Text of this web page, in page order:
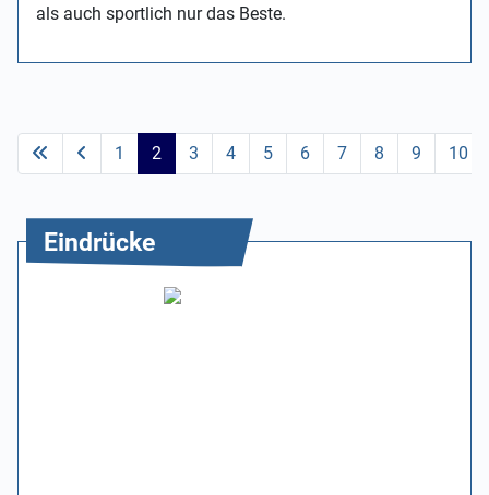
als auch sportlich nur das Beste.
1 2 3 4 5 6 7 8 9 10
Eindrücke